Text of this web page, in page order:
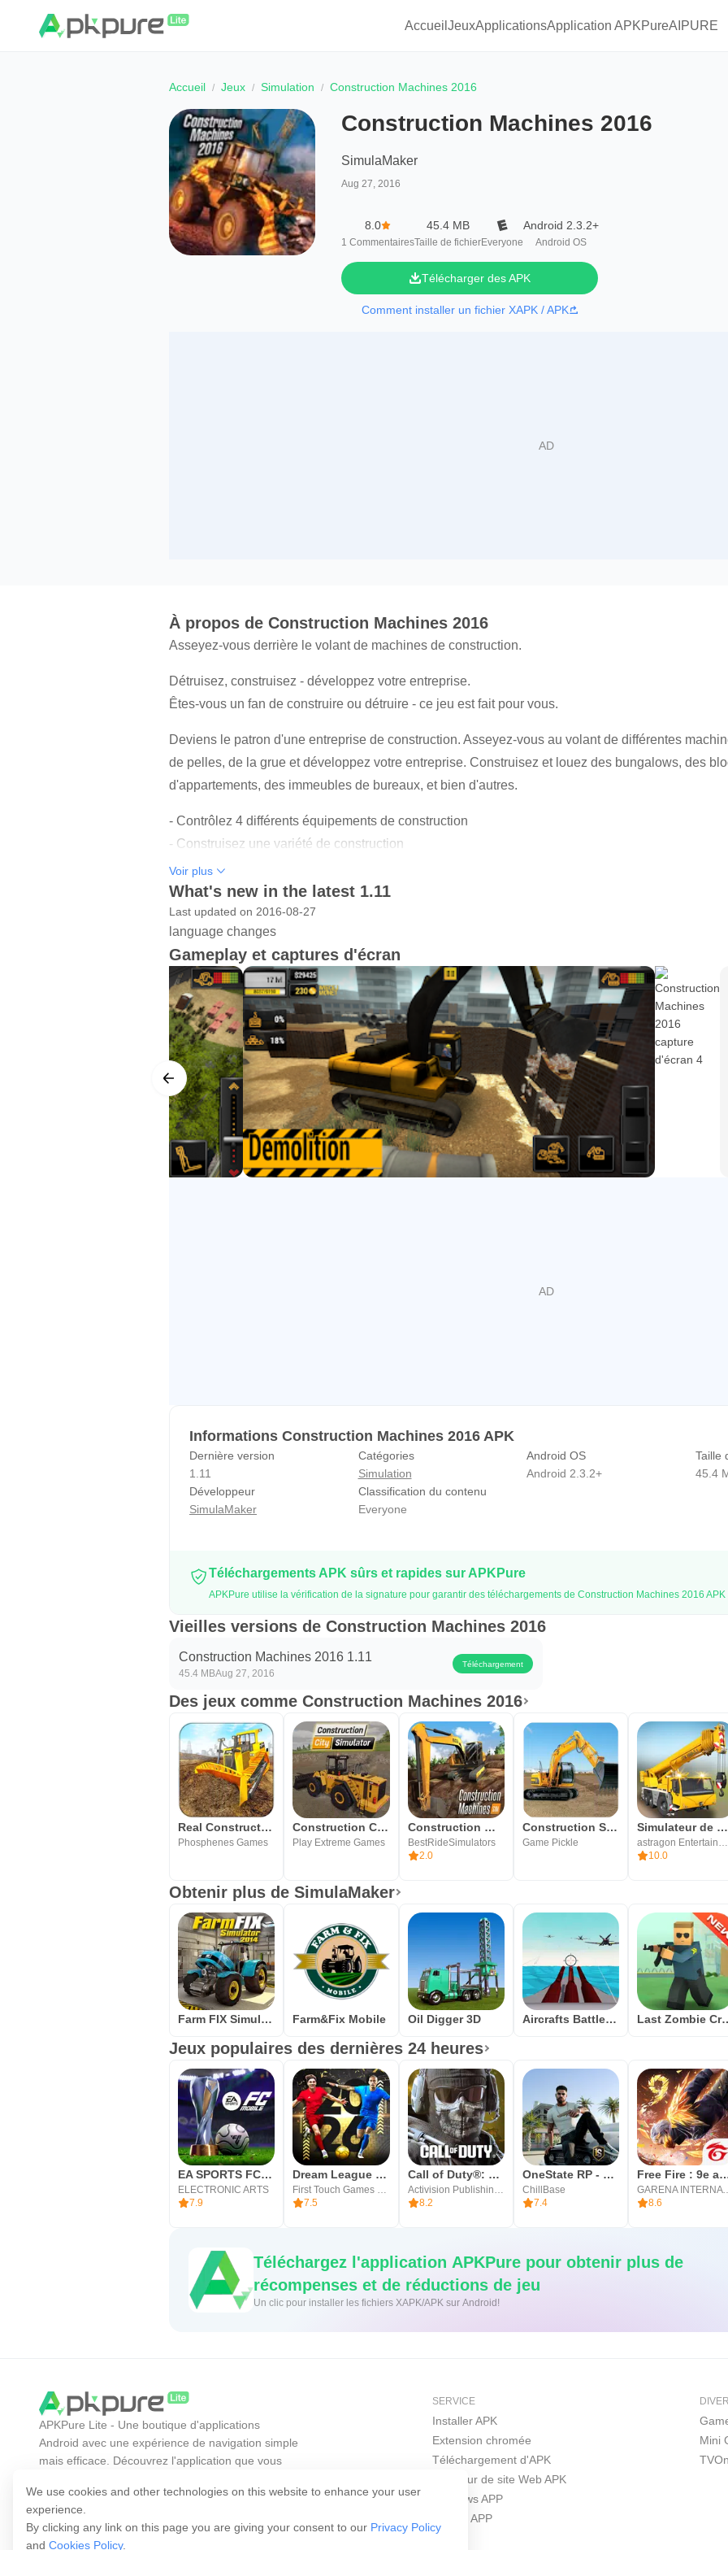
Accueil JeuxApplicationsApplication APKPureAIPURE
Accueil Jeux Simulation Construction Machines 2016
Construction Machines 2016
SimulaMaker
Aug 27, 2016
8.0
1 Commentaires
45.4 MB
Taille de fichierEveryone
Android 2.3.2+
Android OS
Télécharger des APK
Comment installer un fichier XAPK / APK
À propos de Construction Machines 2016
Asseyez-vous derrière le volant de machines de construction.
Détruisez, construisez - développez votre entreprise.
Êtes-vous un fan de construire ou détruire - ce jeu est fait pour vous.
Deviens le patron d'une entreprise de construction. Asseyez-vous au volant de différentes
de pelles, de la grue et développez votre entreprise. Construisez et louez des bungalows, des
d'appartements, des immeubles de bureaux, et bien d'autres.
- Contrôlez 4 différents équipements de construction
- Construisez une variété de construction
- Détruisez de vieux bâtiments, des clôtures et de nombreux bâtiments
- Achetez, construisez et gérez des parcelles afin de tirer profit de la location
- Découvrez plus de 20 améliorations de machines
- Travaillez dans des conditions météorologiques différentes
- Effectuez des projets urbains financés par le maire et enrichisez-vous
Voir plus
What's new in the latest 1.11
Last updated on 2016-08-27
language changes
Gameplay et captures d'écran
Informations Construction Machines 2016 APK
Dernière version
1.11
Catégories
Simulation
Android OS
Android 2.3.2+
Taille
45.4
Développeur
SimulaMaker
Classification du contenu
Everyone
Téléchargements APK sûrs et rapides sur APKPure
APKPure utilise la vérification de la signature pour garantir des téléchargements de Construction Machines 2016
Vieilles versions de Construction Machines 2016
Construction Machines 2016 1.11
45.4 MBAug 27, 2016
Téléchargement
Des jeux comme Construction Machines 2016
Real Construction Simulator 19
Phosphenes Games
Construction City Simulator
Play Extreme Games
Construction Machines SIM: Jeu
BestRideSimulators
2.0
Construction Simulator
Game Pickle
Simulateur de construction '14
astragon Entertainment GmbH
10.0
Obtenir plus de SimulaMaker
Farm FIX Simulator 2014 Farm&Fix Mobile Oil Digger 3D Aircrafts Battle 3D Last Zombie
Jeux populaires des dernières 24 heures
EA SPORTS FC Mobile 26
ELECTRONIC ARTS
7.9
Dream League Soccer 2026
First Touch Games Ltd.
7.5
Call of Duty®: Mobile
Activision Publishing, Inc.
8.2
OneState RP - Jeu de rôle
ChillBase
7.4
Free Fire : 9e
GARENA
8.6
Téléchargez l'application APKPure pour obtenir plus de
récompenses et de réductions de jeu
Un clic pour installer les fichiers XAPK/APK sur Android!
We use cookies and other technologies on this website to enhance your user
experience.
By clicking any link on this page you are giving your consent to our Privacy Policy
and Cookies Policy.
APKPure Lite - Une boutique d'applications
Android avec une expérience de navigation simple
mais efficace. Découvrez l'application que vous
toute sécurité.
SERVICE
Installer APK
Extension chromée
Téléchargement d'APK
Créateur de site Web APK
Windows APP
iPhone APP
Mini